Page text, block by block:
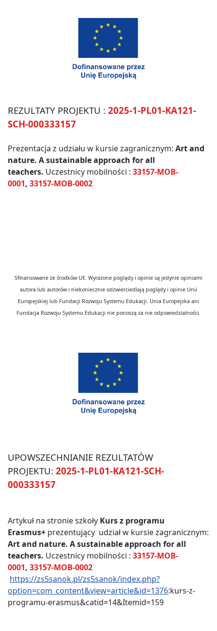
REZULTATY PROJEKTU : 2025-1-PL01-KA121-
SCH-000333157
Prezentacja z udziału w kursie zagranicznym: Art and
nature. A sustainable approach for all
teachers. Uczestnicy mobilności : 33157-MOB-
0001, 33157-MOB-0002
Sfinansowane ze środków UE. Wyrażone poglądy i opinie są jedynie opiniami
autora lub autorów i niekoniecznie odzwierciedlają poglądy i opinie Unii
Europejskiej lub Fundacji Rozwoju Systemu Edukacji. Unia Europejska ani
Fundacja Rozwoju Systemu Edukacji nie ponoszą za nie odpowiedzialności.
UPOWSZECHNIANIE REZULTATÓW
PROJEKTU: 2025-1-PL01-KA121-SCH-
000333157
Artykuł na stronie szkoły Kurs z programu
Erasmus+ prezentujący udział w kursie zagranicznym:
Art and nature. A sustainable approach for all
teachers. Uczestnicy mobilności : 33157-MOB-
0001, 33157-MOB-0002
https://zs5sanok.pl/zs5sanok/index.php?
option=com_content&view=article&id=1376:kurs-z-
programu-erasmus&catid=14&Itemid=159